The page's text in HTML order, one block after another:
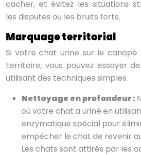
cacher, et évitez les situations
les disputes ou les bruits forts.
Marquage territorial
Si votre chat urine sur le canapé
territoire, vous pouvez essayer
utilisant des techniques simples.
Nettoyage en profondeur :
où votre chat a uriné en
enzymatique spécial pour
empêcher le chat de revenir
Les chats sont attirés par les